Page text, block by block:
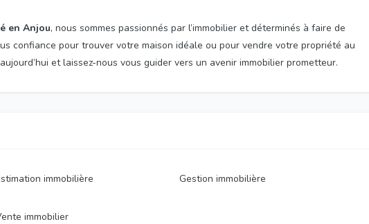
en Anjou, nous sommes passionnés par l’immobilier et déterminés à faire de
confiance pour trouver votre maison idéale ou pour vendre votre propriété au
et laissez-nous vous guider vers un avenir immobilier prometteur.
immobilière Gestion immobilière
immobilier